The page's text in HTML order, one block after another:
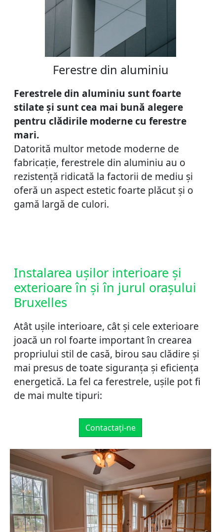
Ferestre din aluminiu
Ferestrele din aluminiu sunt foarte
stilate și sunt cea mai bună alegere
pentru clădirile moderne cu ferestre
mari.
Datorită multor metode moderne de
fabricație, ferestrele din aluminiu au o
rezistență ridicată la factorii de mediu și
oferă un aspect estetic foarte plăcut și o
gamă largă de culori.
Instalarea ușilor interioare și
exterioare în și în jurul orașului
Bruxelles
Atât ușile interioare, cât și cele exterioare
joacă un rol foarte important în crearea
propriului stil de casă, birou sau clădire și
mai presus de toate siguranța și eficiența
energetică. La fel ca ferestrele, ușile pot fi
de mai multe tipuri:
Contactați-ne